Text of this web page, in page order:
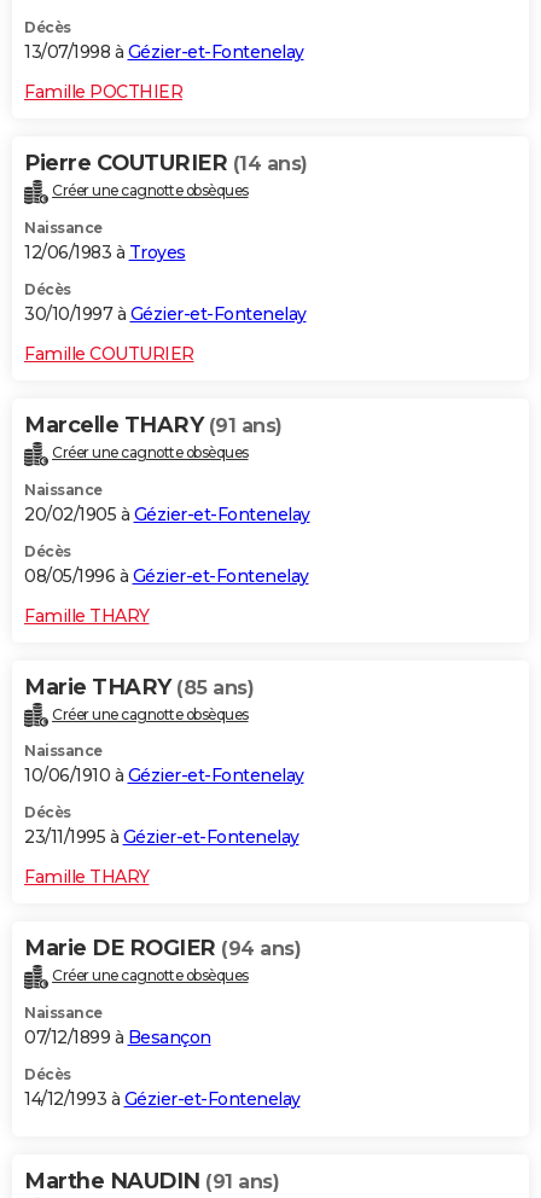
Décès
13/07/1998 à Gézier-et-Fontenelay
Famille POCTHIER
Pierre COUTURIER (14 ans)
Créer une cagnotte obsèques
Naissance
12/06/1983 à Troyes
Décès
30/10/1997 à Gézier-et-Fontenelay
Famille COUTURIER
Marcelle THARY (91 ans)
Créer une cagnotte obsèques
Naissance
20/02/1905 à Gézier-et-Fontenelay
Décès
08/05/1996 à Gézier-et-Fontenelay
Famille THARY
Marie THARY (85 ans)
Créer une cagnotte obsèques
Naissance
10/06/1910 à Gézier-et-Fontenelay
Décès
23/11/1995 à Gézier-et-Fontenelay
Famille THARY
Marie DE ROGIER (94 ans)
Créer une cagnotte obsèques
Naissance
07/12/1899 à Besançon
Décès
14/12/1993 à Gézier-et-Fontenelay
Marthe NAUDIN (91 ans)